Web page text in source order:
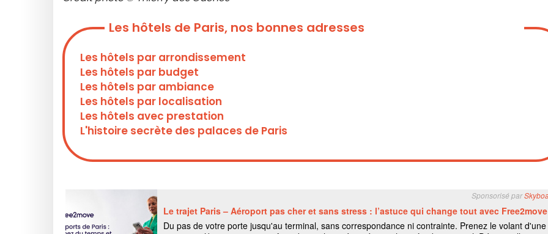
Les hôtels de Paris, nos bonnes adresses
Les hôtels par arrondissement
Les hôtels par budget
Les hôtels par ambiance
Les hôtels par localisation
Les hôtels avec prestation
L'histoire secrète des palaces de Paris